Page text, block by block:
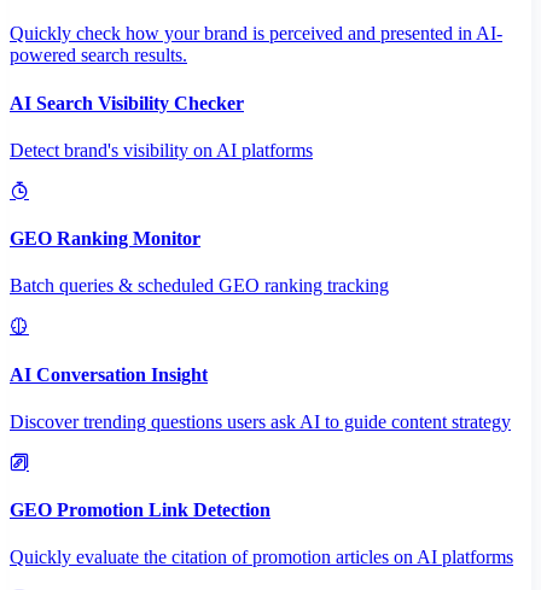
Quickly check how your brand is perceived and presented in AI-
powered search results.
AI Search Visibility Checker
Detect brand's visibility on AI platforms
GEO Ranking Monitor
Batch queries & scheduled GEO ranking tracking
AI Conversation Insight
Discover trending questions users ask AI to guide content strategy
GEO Promotion Link Detection
Quickly evaluate the citation of promotion articles on AI platforms